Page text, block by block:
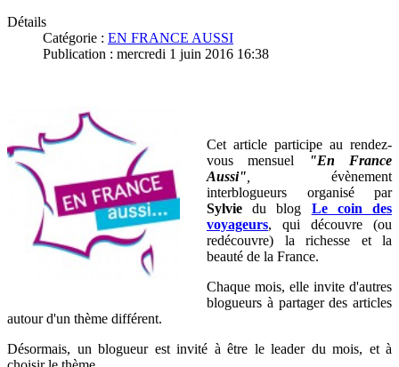
Détails
Catégorie : EN FRANCE AUSSI
Publication : mercredi 1 juin 2016 16:38
Cet article participe au rendez-
vous mensuel
"En France
Aussi"
évènement
interblogueurs organisé par
Sylvie du blog Le coin des
voyageurs, qui découvre (ou
redécouvre) la richesse et la
beauté de la France.
Chaque mois, elle invite d'autres
blogueurs à partager des articles
autour d'un thème différent.
Désormais, un blogueur est invité à être le leader du mois, et à